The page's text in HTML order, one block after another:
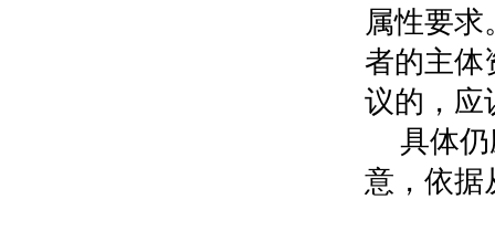
属性要
者的主体
议的，应
具体
意，依据